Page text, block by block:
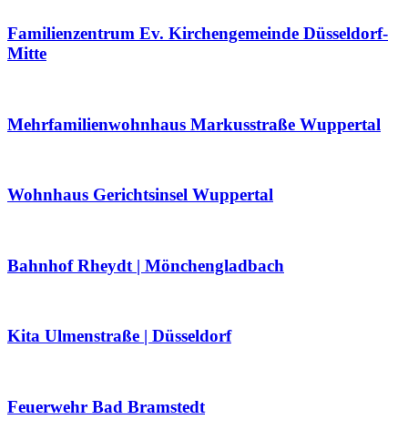
Familienzentrum Ev. Kirchengemeinde Düsseldorf-
Mitte
Mehrfamilienwohnhaus Markusstraße Wuppertal
Wohnhaus Gerichtsinsel Wuppertal
Bahnhof Rheydt | Mönchengladbach
Kita Ulmenstraße | Düsseldorf
Feuerwehr Bad Bramstedt